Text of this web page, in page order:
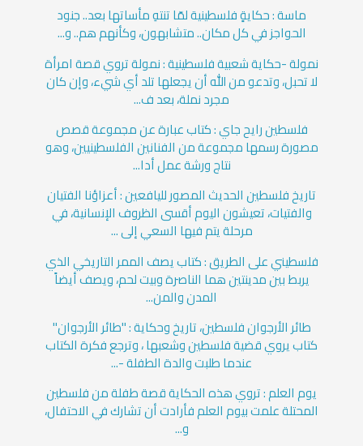
ماسة : حكايةٍ فلسطينية لمّا تنتهِ مأساتها بعد.. جنود
الحواجز في كل مكان.. متشابهون، وكأنهم هم.. و...
نمولة -حكاية شعبية فلسطينية : نمولة تروي قصة امرأة
لا تحبل، وتدعو من الله أن يجعلها تلد أي شيء، وإن كان
مجرد نملة، بعد ف...
فلسطين رايح جاي : كتاب عبارة عن مجموعة قصص
مصورة رسمها مجموعة من الفنانين الفلسطينيين، وهو
نتاج ورشة عمل أدا...
تاريخ فلسطين الحديث المصور لليافعين : أعزاؤنا الفتيان
والفتيات، تعيشون اليوم أقسى الظروف الإنسانية، في
مرحلة يتم فيها السعي إلى ...
فلسطيني على الطريق : كتاب يصف الممر التاريخي الذي
يربط بين مدينتين هما الناصرة وبيت لحم، ويصف أيضاً
المدن والمن...
طائر الأرجوان ‏فلسطين، تاريخ وحكاية : "طائر الأرجوان"
كتاب يروي قضية فلسطين وشعبها ، وترجع فكرة الكتاب
عندما طلبت والدة الطفلة -...
يوم العلم : تروي هذه الحكاية قصة طفلة من فلسطين
المحتلة علمت بيوم العلم فأرادت أن تشارك في الاحتفال،
و...